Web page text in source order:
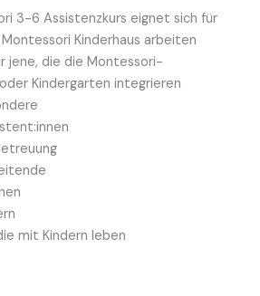
3-6 Assistenzkurs eignet sich für
Kinderhaus arbeiten
jene, die die Montessori-
Kindergarten integrieren
mit Kindern leben